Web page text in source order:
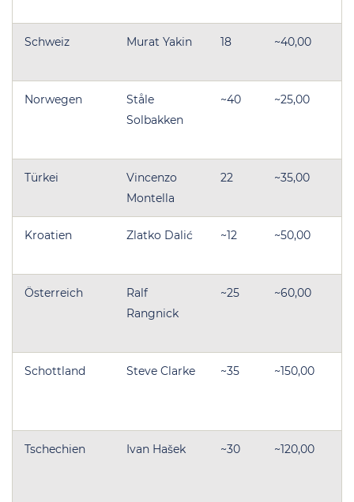
Schweiz Murat Yakin 18 ~40,00
Norwegen
Ståle
Solbakken
~40 ~25,00
Türkei
Vincenzo
Montella
22 ~35,00
Kroatien Zlatko Dalić ~12 ~50,00
Österreich
Ralf
Rangnick
~25 ~60,00
Schottland Steve Clarke ~35 ~150,00
Tschechien Ivan Hašek ~30 ~120,00